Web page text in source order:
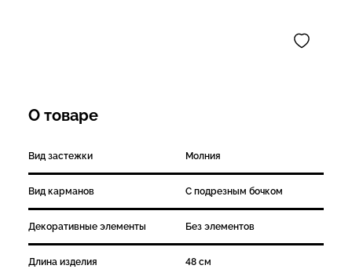
О товаре
Вид застежки Молния
Вид карманов С подрезным бочком
Декоративные элементы Без элементов
Длина изделия 48 см